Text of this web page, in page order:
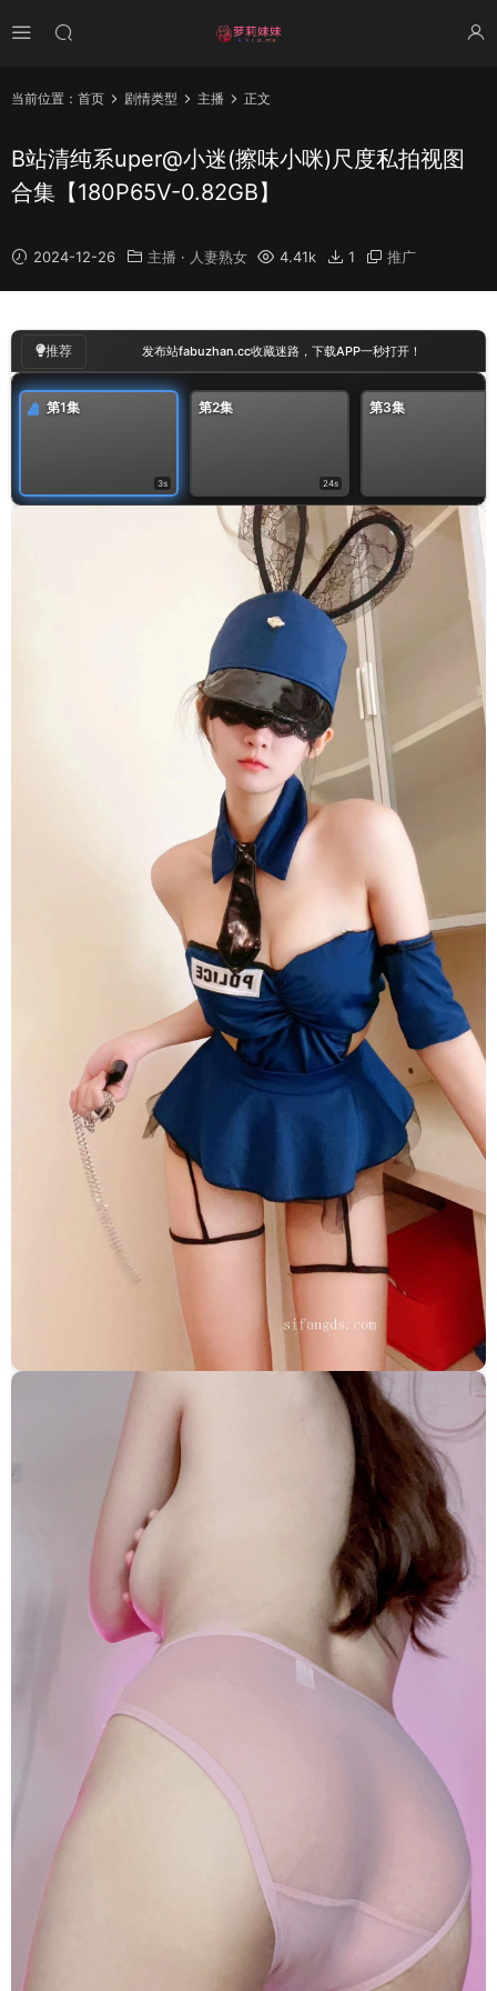
当前位置： 首页 剧情类型 主播 正文
B站清纯系uper@小迷(擦味小咪)尺度私拍视图
合集【180P65V-0.82GB】
2024-12-26 主播 · 人妻熟女 4.41k 1 推广
推荐 发布站fabuzhan.cc收藏迷路，下载APP一秒打开！
3s
第1集
24s
第2集 第3集